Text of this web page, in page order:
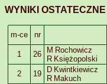
WYNIKI OSTATECZNE
m-ce nr
1 26
M Rochowicz
R Księżopolski
2 19
D Kwintkiewicz
R Makuch